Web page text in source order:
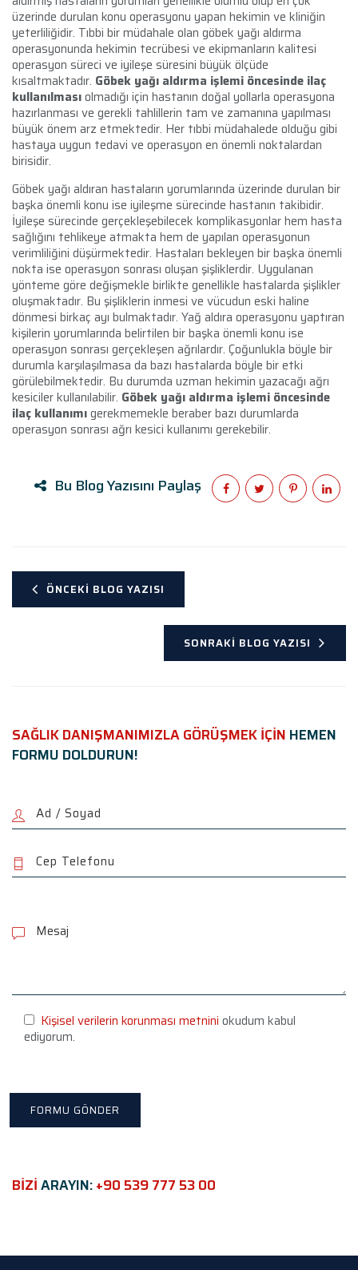
üzerinde durulan konu operasyonu yapan hekimin ve kliniğin
yeterliliğidir. Tıbbi bir müdahale olan göbek yağı aldırma
operasyonunda hekimin tecrübesi ve ekipmanların kalitesi
operasyon süreci ve iyileşe süresini büyük ölçüde
kısaltmaktadır. Göbek yağı aldırma işlemi öncesinde ilaç
kullanılmasıolmadığı için hastanın doğal yollarla operasyona
hazırlanması ve gerekli tahlillerin tam ve zamanına yapılması
büyük önem arz etmektedir. Her tıbbi müdahalede olduğu gibi
hastaya uygun tedavi ve operasyon en önemli noktalardan
birisidir.
Göbek yağı aldıran hastaların yorumlarında üzerinde durulan bir
başka önemli konu ise iyileşme sürecinde hastanın takibidir.
İyileşe sürecinde gerçekleşebilecek komplikasyonlar hem hasta
sağlığını tehlikeye atmakta hem de yapılan operasyonun
verimliliğini düşürmektedir. Hastaları bekleyen bir başka önemli
nokta ise operasyon sonrası oluşan şişliklerdir. Uygulanan
yönteme göre değişmekle birlikte genellikle hastalarda şişlikler
oluşmaktadır. Bu şişliklerin inmesi ve vücudun eski haline
dönmesi birkaç ayı bulmaktadır. Yağ aldıra operasyonu yaptıran
kişilerin yorumlarında belirtilen bir başka önemli konu ise
operasyon sonrası gerçekleşen ağrılardır. Çoğunlukla böyle bir
durumla karşılaşılmasa da bazı hastalarda böyle bir etki
görülebilmektedir. Bu durumda uzman hekimin yazacağı ağrı
kesiciler kullanılabilir. Göbek yağı aldırma işlemi öncesinde
ilaç kullanımıgerekmemekle beraber bazı durumlarda
operasyon sonrası ağrı kesici kullanımı gerekebilir.
Bu Blog Yazısını Paylaş
ÖNCEKI BLOG YAZISI
SONRAKI BLOG YAZISI
SAĞLIK DANIŞMANIMIZLA GÖRÜŞMEK İÇİN HEMEN
FORMU DOLDURUN!
l
e
h
s
e
l
p
Kişisel verilerin korunması metnini okudum kabul
ediyorum.
BİZİARAYIN:+90 539 777 53 00